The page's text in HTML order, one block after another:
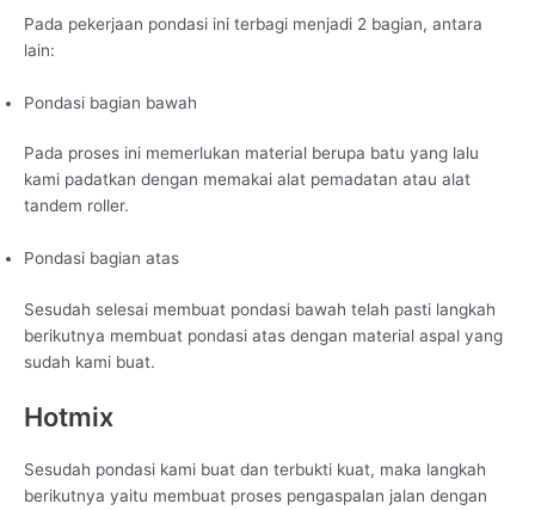
Pada pekerjaan pondasi ini terbagi menjadi 2 bagian, antara
lain:
Pondasi bagian bawah
Pada proses ini memerlukan material berupa batu yang lalu
kami padatkan dengan memakai alat pemadatan atau alat
tandem roller.
Pondasi bagian atas
Sesudah selesai membuat pondasi bawah telah pasti langkah
berikutnya membuat pondasi atas dengan material aspal yang
sudah kami buat.
Hotmix
Sesudah pondasi kami buat dan terbukti kuat, maka langkah
berikutnya yaitu membuat proses pengaspalan jalan dengan